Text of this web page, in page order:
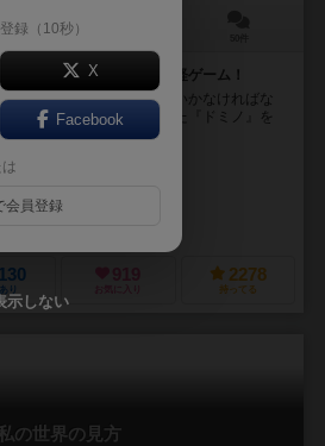
分
ていこう！ 簡単サクサク軽ゲーム！
自分の王国の領土を広げていかなければな
土は２つの土地がくっついた『ドミノ』を
す。 土地は田園、森、...
Cathala）
り お気に入り
2278
持ってる
の世界の見方
録（10秒）
X
Facebook
会員登録
示しない